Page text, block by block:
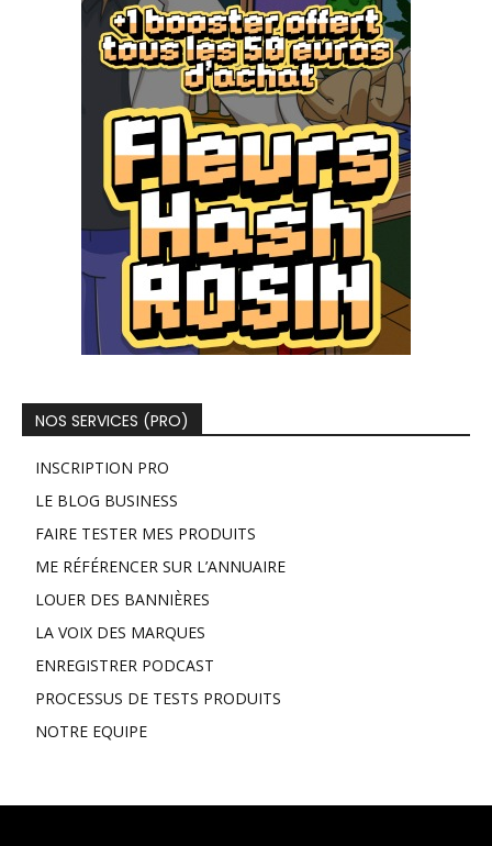
NOS SERVICES (PRO)
INSCRIPTION PRO
LE BLOG BUSINESS
FAIRE TESTER MES PRODUITS
ME RÉFÉRENCER SUR L’ANNUAIRE
LOUER DES BANNIÈRES
LA VOIX DES MARQUES
ENREGISTRER PODCAST
PROCESSUS DE TESTS PRODUITS
NOTRE EQUIPE